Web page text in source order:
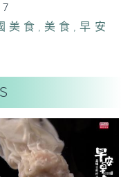
美食 , 美食 ,早安